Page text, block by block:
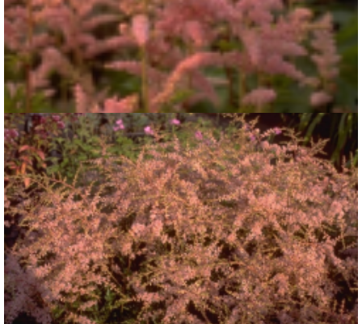
Spirea
Astilbe 'Bressingham Beauty'